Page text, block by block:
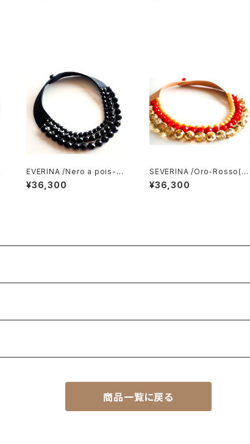
EVERINA /Nero a pois-N
ero（セヴェリナ・ネックレス）
¥36,300
SEVERINA /Oro-Rosso(セ
ヴェリナ・ネックレス）
¥36,300
商品一覧に戻る